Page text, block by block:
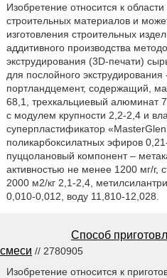
Изобретение относится к
строительных материалов и
изготовления строительных
аддитивного производства
экструдирования (3D-печати)
для послойного
портландцемент, содержащий,
68,1, трехкальциевый алюминат
с модулем крупности 2,2-2,4 и
суперпластификатор
поликарбоксилатных эфиров
пуццолановый компонент –
активностью не менее 1200 мг/
2000 м2/кг 2,1-2,4,
0,010-0,012, воду 11,810-12,028.
Способ
смеси // 2780905
Изобретение относится к